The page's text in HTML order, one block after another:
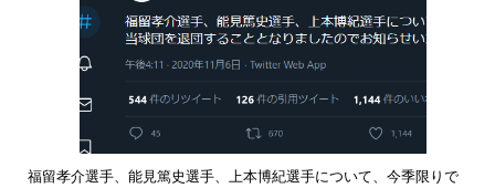
福留孝介選手、能見篤史選手、上本博紀選手について、今季限りで